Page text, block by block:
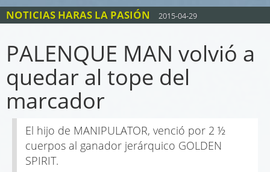
NOTICIAS HARAS LA PASIÓN 2015-04-29
PALENQUE MAN volvió a
quedar al tope del
marcador
El hijo de MANIPULATOR, venció por 2 ½
cuerpos al ganador jerárquico GOLDEN
SPIRIT.